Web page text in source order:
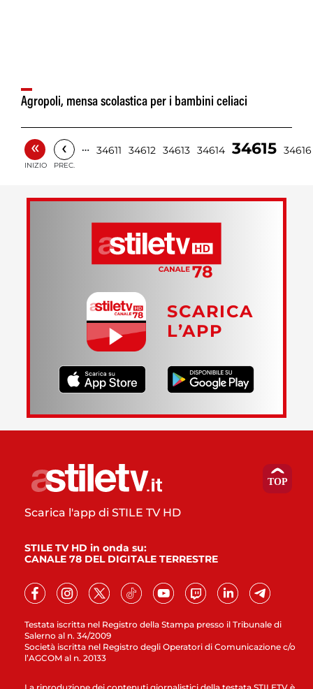
Agropoli, mensa scolastica per i bambini celiaci
«
INIZIO
‹
PREC.
… 34611 34612 34613 34614 34615 34616
SCARICA
L’APP
Testata iscritta nel Registro della Stampa presso il Tribunale di
Salerno al n. 34/2009
Società iscritta nel Registro degli Operatori di Comunicazione c/o
l’AGCOM al n. 20133
Scarica l'app di STILE TV HD
STILE TV HD in onda su:
CANALE 78 DEL DIGITALE TERRESTRE